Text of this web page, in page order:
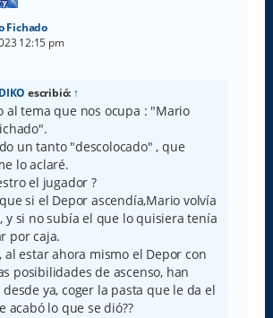
Fichado
12:15 pm
escribió: ↑
al tema que nos ocupa : "Mario
un tanto "descolocado" , que
lo aclaré.
el jugador ?
si el Depor ascendía,Mario volvía
y si no subía el que lo quisiera tenía
por caja.
al estar ahora mismo el Depor con
posibilidades de ascenso, han
ya, coger la pasta que le da el
acabó lo que se dió??